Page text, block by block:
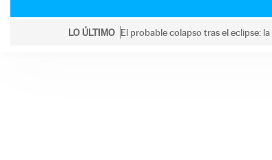
LO ÚLTIMO El probable colapso tras el eclipse: